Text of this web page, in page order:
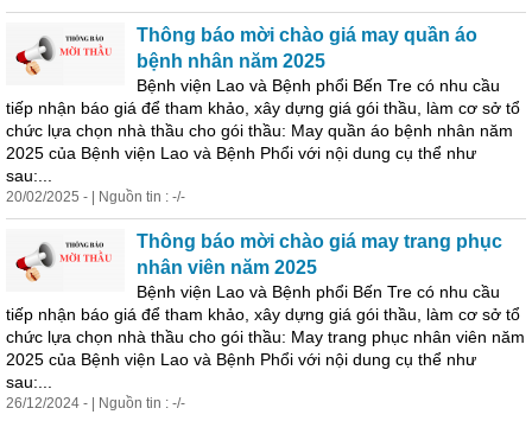
Thông báo mời chào giá may quần áo
bệnh nhân năm 2025
Bệnh viện Lao và Bệnh phổi Bến Tre có nhu cầu
tiếp nhận báo giá để tham khảo, xây dựng giá gói thầu, làm cơ sở tổ
chức lựa chọn nhà thầu cho gói thầu: May quần áo bệnh nhân năm
2025 của Bệnh viện Lao và Bệnh Phổi với nội dung cụ thể như
sau:...
20/02/2025 - | Nguồn tin : -/-
Thông báo mời chào giá may trang phục
nhân viên năm 2025
Bệnh viện Lao và Bệnh phổi Bến Tre có nhu cầu
tiếp nhận báo giá để tham khảo, xây dựng giá gói thầu, làm cơ sở tổ
chức lựa chọn nhà thầu cho gói thầu: May trang phục nhân viên năm
2025 của Bệnh viện Lao và Bệnh Phổi với nội dung cụ thể như
sau:...
26/12/2024 - | Nguồn tin : -/-